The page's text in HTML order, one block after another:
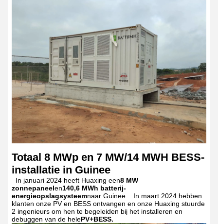
Totaal 8 MWp en 7 MW/14 MWH BESS-
installatie in Guinee
In januari 2024 heeft Huaxing een8 MW
zonnepaneelen140,6 MWh batterij-
energieopslagsysteemnaar Guinee.
In maart 2024 hebben
klanten onze PV en BESS ontvangen en onze Huaxing stuurde
2 ingenieurs om hen te begeleiden bij het installeren en
debuggen van de helePV+BESS.